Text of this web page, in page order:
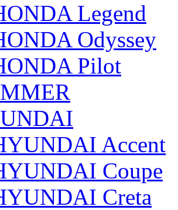
Legend
Odyssey
Pilot
Accent
Coupe
Creta